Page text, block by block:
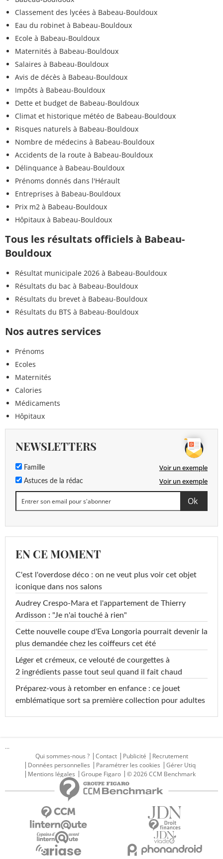
Classement des lycées à Babeau-Bouldoux
Eau du robinet à Babeau-Bouldoux
Ecole à Babeau-Bouldoux
Maternités à Babeau-Bouldoux
Salaires à Babeau-Bouldoux
Avis de décès à Babeau-Bouldoux
Impôts à Babeau-Bouldoux
Dette et budget de Babeau-Bouldoux
Climat et historique météo de Babeau-Bouldoux
Risques naturels à Babeau-Bouldoux
Nombre de médecins à Babeau-Bouldoux
Accidents de la route à Babeau-Bouldoux
Délinquance à Babeau-Bouldoux
Prénoms donnés dans l'Hérault
Entreprises à Babeau-Bouldoux
Prix m2 à Babeau-Bouldoux
Hôpitaux à Babeau-Bouldoux
Tous les résultats officiels à Babeau-
Bouldoux
Résultat municipale 2026 à Babeau-Bouldoux
Résultats du bac à Babeau-Bouldoux
Résultats du brevet à Babeau-Bouldoux
Résultats du BTS à Babeau-Bouldoux
Nos autres services
Prénoms
Ecoles
Maternités
Calories
Médicaments
Hôpitaux
NEWSLETTERS
Famille Voir un exemple
Astuces de la rédac Voir un exemple
EN CE MOMENT
C'est l'overdose déco : on ne veut plus voir cet objet
iconique dans nos salons
Audrey Crespo-Mara et l'appartement de Thierry
Ardisson : "Je n'ai touché à rien"
Cette nouvelle coupe d'Eva Longoria pourrait devenir la
plus demandée chez les coiffeurs cet été
Léger et crémeux, ce velouté de courgettes à
2 ingrédients passe tout seul quand il fait chaud
Préparez-vous à retomber en enfance : ce jouet
emblématique sort sa première collection pour adultes
...
Qui sommes-nous ?
Contact Publicité
Recrutement
Données personnelles
Paramétrer les cookies
Gérer Utiq
Mentions légales
Groupe Figaro © 2026 CCM Benchmark